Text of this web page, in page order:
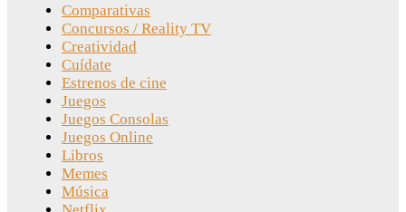
Comparativas
Concursos / Reality TV
Creatividad
Cuídate
Estrenos de cine
Juegos
Juegos Consolas
Juegos Online
Libros
Memes
Música